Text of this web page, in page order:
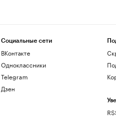
Социальные сети
ВКонтакте
Одноклассники
Telegram
Дзен